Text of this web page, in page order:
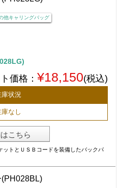
他キャリングバッグ
価格： ¥18,150(税込)
庫状況
庫なし
こちら
トとＵＳＢコードを装備したバックパ